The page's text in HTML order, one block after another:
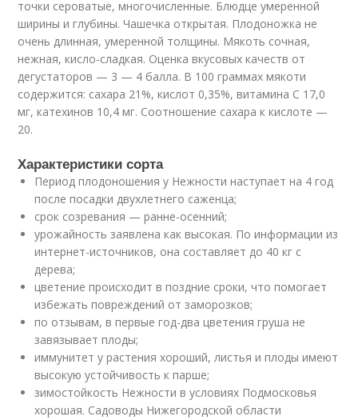
точки сероватые, многочисленные. Блюдце умеренной
ширины и глубины. Чашечка открытая. Плодоножка не
очень длинная, умеренной толщины. Мякоть сочная,
нежная, кисло-сладкая. Оценка вкусовых качеств от
дегустаторов — 3 — 4 балла. В 100 граммах мякоти
содержится: сахара 21%, кислот 0,35%, витамина С 17,0
мг, катехинов 10,4 мг. Соотношение сахара к кислоте —
20.
Характеристики сорта
Период плодоношения у Нежности наступает на 4 год
после посадки двухлетнего саженца;
срок созревания — ранне-осенний;
урожайность заявлена как высокая. По информации из
интернет-источников, она составляет до 40 кг с
дерева;
цветение происходит в поздние сроки, что помогает
избежать повреждений от заморозков;
по отзывам, в первые год-два цветения груша не
завязывает плоды;
иммунитет у растения хороший, листья и плоды имеют
высокую устойчивость к парше;
зимостойкость Нежности в условиях Подмосковья
хорошая. Садоводы Нижегородской области